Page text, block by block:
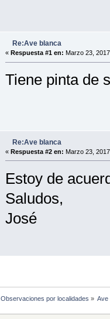
Re:Ave blanca
« Respuesta #1 en: Marzo 23,
Tiene pinta de
Re:Ave blanca
« Respuesta #2 en: Marzo 23,
Estoy de
Saludos,
José
Observaciones por localidades » Ave